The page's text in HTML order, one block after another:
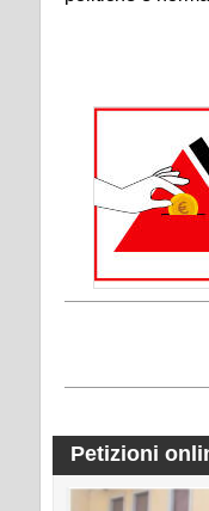
Petizioni